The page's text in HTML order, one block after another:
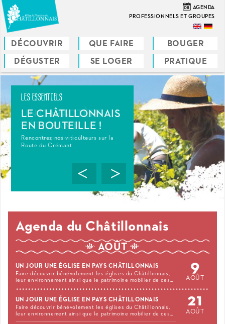
Aller
au
contenu
principal
08 AGENDA
PROFESSIONNELS ET GROUPES
DÉCOUVRIR QUE FAIRE BOUGER
DÉGUSTER SE LOGER PRATIQUE
LES ESSENTIELS
LE CHÂTILLONNAIS
EN BOUTEILLE !
Rencontrez nos viticulteurs sur la
Route du Crémant
Agenda du Châtillonnais
AOÛT
UN JOUR UNE ÉGLISE EN PAYS CHÂTILLONNAIS
Faire découvrir bénévolement les églises du Châtillonnais,
leur environnement ainsi que le patrimoine mobilier de ces…
9
AOÛT
UN JOUR UNE ÉGLISE EN PAYS CHÂTILLONNAIS
Faire découvrir bénévolement les églises du Châtillonnais,
leur environnement ainsi que le patrimoine mobilier de ces…
21
AOÛT